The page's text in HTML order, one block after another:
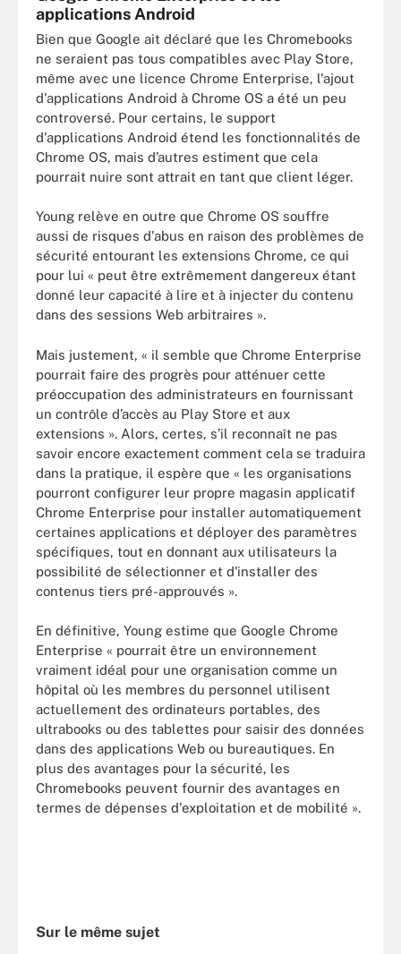
applications Android
Bien que Google ait déclaré que les Chromebooks
ne seraient pas tous compatibles avec Play Store,
même avec une licence Chrome Enterprise, l'ajout
d'applications Android à Chrome OS a été un peu
controversé. Pour certains, le support
d'applications Android étend les fonctionnalités de
Chrome OS, mais d’autres estiment que cela
pourrait nuire sont attrait en tant que client léger.
Young relève en outre que Chrome OS souffre
aussi de risques d'abus en raison des problèmes de
sécurité entourant les extensions Chrome, ce qui
pour lui « peut être extrêmement dangereux étant
donné leur capacité à lire et à injecter du contenu
dans des sessions Web arbitraires ».
Mais justement, « il semble que Chrome Enterprise
pourrait faire des progrès pour atténuer cette
préoccupation des administrateurs en fournissant
un contrôle d’accès au Play Store et aux
extensions ». Alors, certes, s’il reconnaît ne pas
savoir encore exactement comment cela se traduira
dans la pratique, il espère que « les organisations
pourront configurer leur propre magasin applicatif
Chrome Enterprise pour installer automatiquement
certaines applications et déployer des paramètres
spécifiques, tout en donnant aux utilisateurs la
possibilité de sélectionner et d'installer des
contenus tiers pré-approuvés ».
En définitive, Young estime que Google Chrome
Enterprise « pourrait être un environnement
vraiment idéal pour une organisation comme un
hôpital où les membres du personnel utilisent
actuellement des ordinateurs portables, des
ultrabooks ou des tablettes pour saisir des données
dans des applications Web ou bureautiques. En
plus des avantages pour la sécurité, les
Chromebooks peuvent fournir des avantages en
termes de dépenses d'exploitation et de mobilité ».
Sur le même sujet